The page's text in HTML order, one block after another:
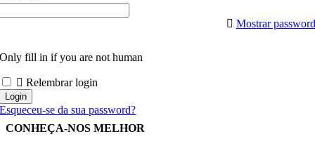
Mostrar password
Only fill in if you are not human
Relembrar login
Esqueceu-se da sua password?
CONHEÇA-NOS MELHOR